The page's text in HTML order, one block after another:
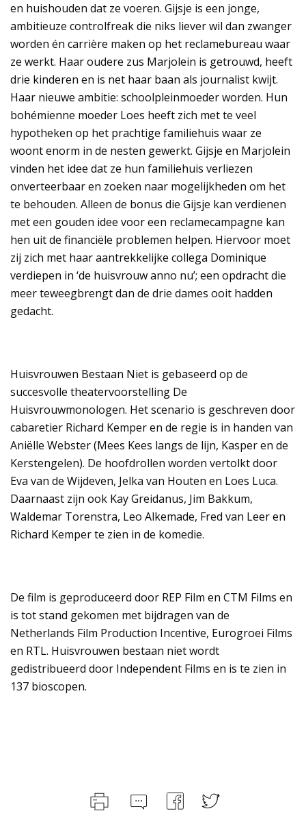
en huishouden dat ze voeren. Gijsje is een jonge,
ambitieuze controlfreak die niks liever wil dan zwanger
worden én carrière maken op het reclamebureau waar
ze werkt. Haar oudere zus Marjolein is getrouwd, heeft
drie kinderen en is net haar baan als journalist kwijt.
Haar nieuwe ambitie: schoolpleinmoeder worden. Hun
bohémienne moeder Loes heeft zich met te veel
hypotheken op het prachtige familiehuis waar ze
woont enorm in de nesten gewerkt. Gijsje en Marjolein
vinden het idee dat ze hun familiehuis verliezen
onverteerbaar en zoeken naar mogelijkheden om het
te behouden. Alleen de bonus die Gijsje kan verdienen
met een gouden idee voor een reclamecampagne kan
hen uit de financiële problemen helpen. Hiervoor moet
zij zich met haar aantrekkelijke collega Dominique
verdiepen in ‘de huisvrouw anno nu’; een opdracht die
meer teweegbrengt dan de drie dames ooit hadden
gedacht.
Huisvrouwen Bestaan Niet is gebaseerd op de
succesvolle theatervoorstelling De
Huisvrouwmonologen. Het scenario is geschreven door
cabaretier Richard Kemper en de regie is in handen van
Aniëlle Webster (Mees Kees langs de lijn, Kasper en de
Kerstengelen). De hoofdrollen worden vertolkt door
Eva van de Wijdeven, Jelka van Houten en Loes Luca.
Daarnaast zijn ook Kay Greidanus, Jim Bakkum,
Waldemar Torenstra, Leo Alkemade, Fred van Leer en
Richard Kemper te zien in de komedie.
De film is geproduceerd door REP Film en CTM Films en
is tot stand gekomen met bijdragen van de
Netherlands Film Production Incentive, Eurogroei Films
en RTL. Huisvrouwen bestaan niet wordt
gedistribueerd door Independent Films en is te zien in
137 bioscopen.